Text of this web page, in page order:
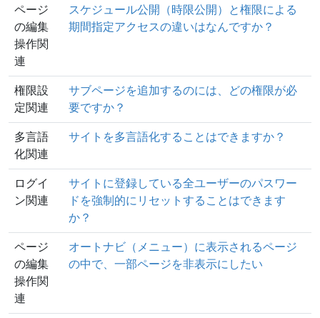
ページ
の編集
操作関
連
スケジュール公開（時限公開）と権限による
期間指定アクセスの違いはなんですか？
権限設
定関連
サブページを追加するのには、どの権限が必
要ですか？
多言語
化関連
サイトを多言語化することはできますか？
ログイ
ン関連
サイトに登録している全ユーザーのパスワー
ドを強制的にリセットすることはできます
か？
ページ
の編集
操作関
連
オートナビ（メニュー）に表示されるページ
の中で、一部ページを非表示にしたい